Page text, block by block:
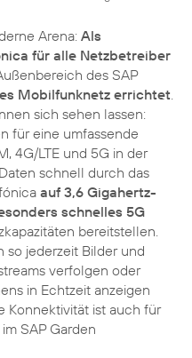
Arena: Als
für alle Netzbetreiber
des SAP
Mobilfunknetz errichtet
sich sehen lassen:
für eine umfassende
4G/LTE und 5G in der
schnell durch das
auf 3,6 Gigahertz-
schnelles 5G
bereitstellen.
so jederzeit Bilder und
verfolgen oder
in Echtzeit anzeigen
Konnektivität ist auch für
SAP Garden